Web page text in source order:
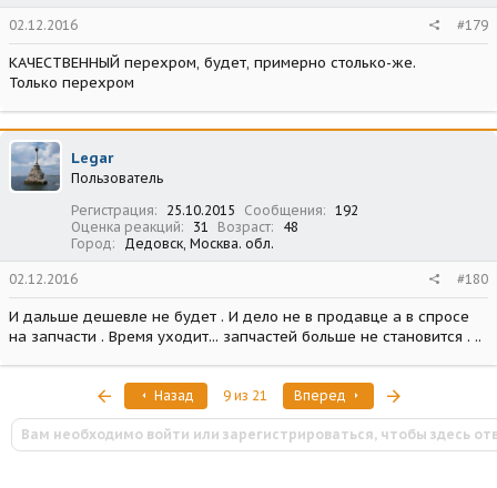
02.12.2016 #179
КАЧЕСТВЕННЫЙ перехром, будет, примерно столько-же.
Только перехром
Legar
Пользователь
Регистрация
25.10.2015 Сообщения
192
Оценка реакций
31 Возраст
48
Город
Дедовск, Москва. обл.
02.12.2016 #180
И дальше дешевле не будет . И дело не в продавце а в спросе
на запчасти . Время уходит... запчастей больше не становится . ..
ПервыйНазад 9 из 21 Вперед
Вам необходимо войти или зарегистрироваться, чтобы здесь